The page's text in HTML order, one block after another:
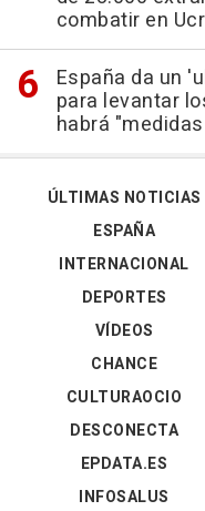
combatir en
España da un
para levantar
habrá
ÚLTIMAS NOTICIAS
ESPAÑA
INTERNACIONAL
DEPORTES
VÍDEOS
CHANCE
CULTURAOCIO
DESCONECTA
EPDATA.ES
INFOSALUS